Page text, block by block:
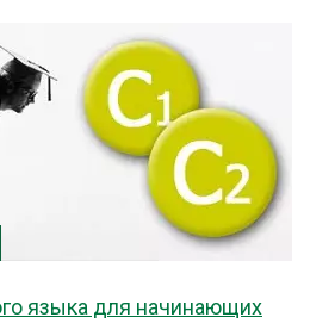
языка для начинающих